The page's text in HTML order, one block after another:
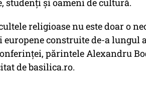
studenţi şi oameni de cultură.
religioase nu este doar o
construite de-a lungul
părintele Alexandru
de basilica.ro.